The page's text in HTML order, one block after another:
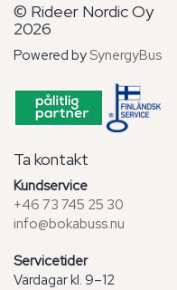
© Rideer Nordic Oy
2026
Powered by SynergyBus
Ta kontakt
Kundservice
+46 73 745 25 30
info@bokabuss.nu
Servicetider
Vardagar kl. 9–12